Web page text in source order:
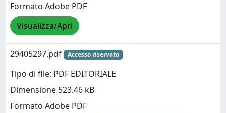
Formato Adobe PDF
Visualizza/Apri
29405297.pdf Accesso riservato
Tipo di file: PDF EDITORIALE
Dimensione 523.46 kB
Formato Adobe PDF